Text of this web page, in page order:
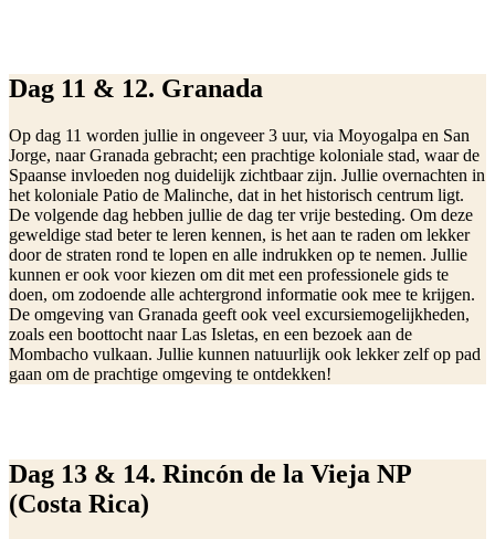
Dag 11 & 12. Granada
Op dag 11 worden jullie in ongeveer 3 uur, via Moyogalpa en San
Jorge, naar Granada gebracht; een prachtige koloniale stad, waar de
Spaanse invloeden nog duidelijk zichtbaar zijn. Jullie overnachten in
het koloniale Patio de Malinche, dat in het historisch centrum ligt.
De volgende dag hebben jullie de dag ter vrije besteding. Om deze
geweldige stad beter te leren kennen, is het aan te raden om lekker
door de straten rond te lopen en alle indrukken op te nemen. Jullie
kunnen er ook voor kiezen om dit met een professionele gids te
doen, om zodoende alle achtergrond informatie ook mee te krijgen.
De omgeving van Granada geeft ook veel excursiemogelijkheden,
zoals een boottocht naar Las Isletas, en een bezoek aan de
Mombacho vulkaan. Jullie kunnen natuurlijk ook lekker zelf op pad
gaan om de prachtige omgeving te ontdekken!
Dag 13 & 14. Rincón de la Vieja NP
(Costa Rica)